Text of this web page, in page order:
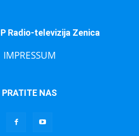
Radio-televizija Zenica
IMPRESSUM
PRATITE NAS